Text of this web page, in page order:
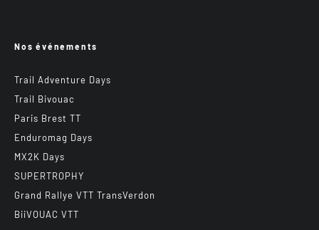
Nos événements
Trail Adventure Days
Trail Bivouac
Paris Brest TT
Enduromag Days
MX2K Days
SUPERTROPHY
Grand Rallye VTT TransVerdon
BiiVOUAC VTT